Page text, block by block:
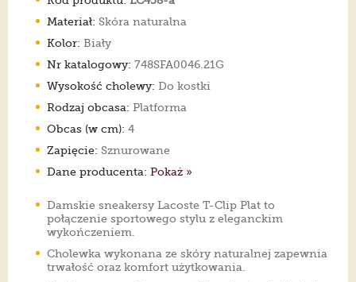
Materiał: Skóra naturalna
Kolor: Biały
Nr katalogowy: 748SFA0046.21G
Wysokość cholewy: Do kostki
Rodzaj obcasa: Platforma
Obcas (w cm): 4
Zapięcie: Sznurowane
Dane producenta: Pokaż »
Damskie sneakersy Lacoste T-Clip Plat to
połączenie sportowego stylu z eleganckim
wykończeniem.
Cholewka wykonana ze skóry naturalnej zapewnia
trwałość oraz komfort użytkowania.